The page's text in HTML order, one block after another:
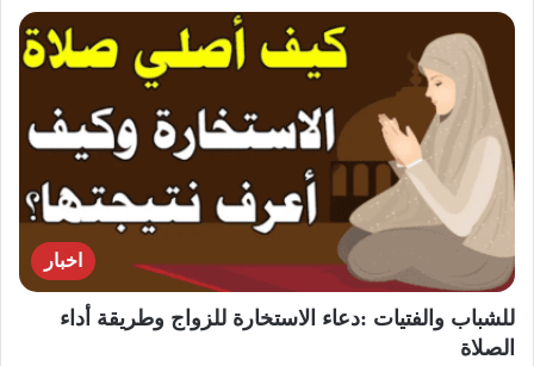
اخبار
للشباب والفتيات :دعاء الاستخارة للزواج وطريقة أداء
الصلاة